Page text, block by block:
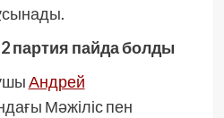
партия пайда болды
Андрей
Мәжіліс пен